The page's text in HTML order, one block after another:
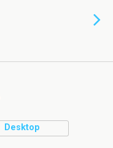
Desktop